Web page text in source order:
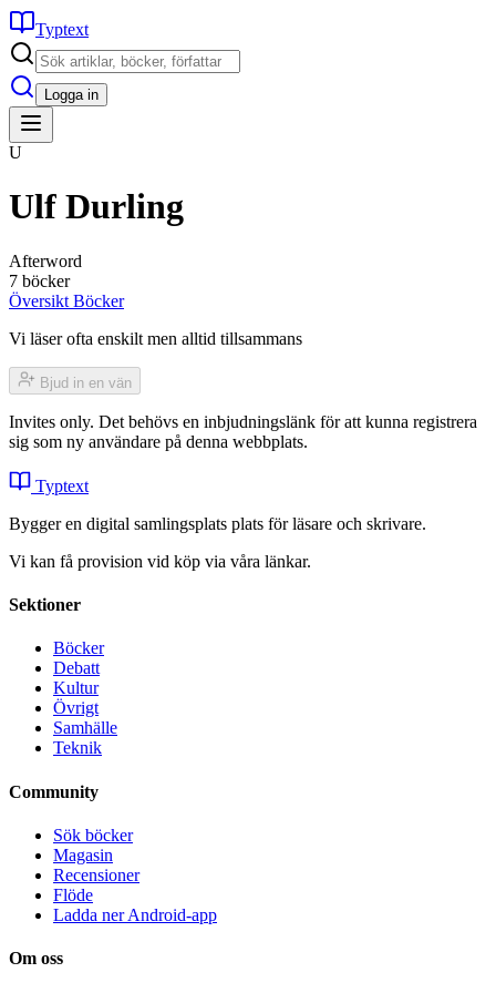
Typtext
Logga in
U
Ulf Durling
Afterword
7 böcker
Översikt Böcker
Vi läser ofta enskilt men alltid tillsammans
Bjud in en vän
Invites only. Det behövs en inbjudningslänk för att kunna registrera
sig som ny användare på denna webbplats.
Typtext
Bygger en digital samlingsplats plats för läsare och skrivare.
Vi kan få provision vid köp via våra länkar.
Sektioner
Böcker
Debatt
Kultur
Övrigt
Samhälle
Teknik
Community
Sök böcker
Magasin
Recensioner
Flöde
Ladda ner Android-app
Om oss